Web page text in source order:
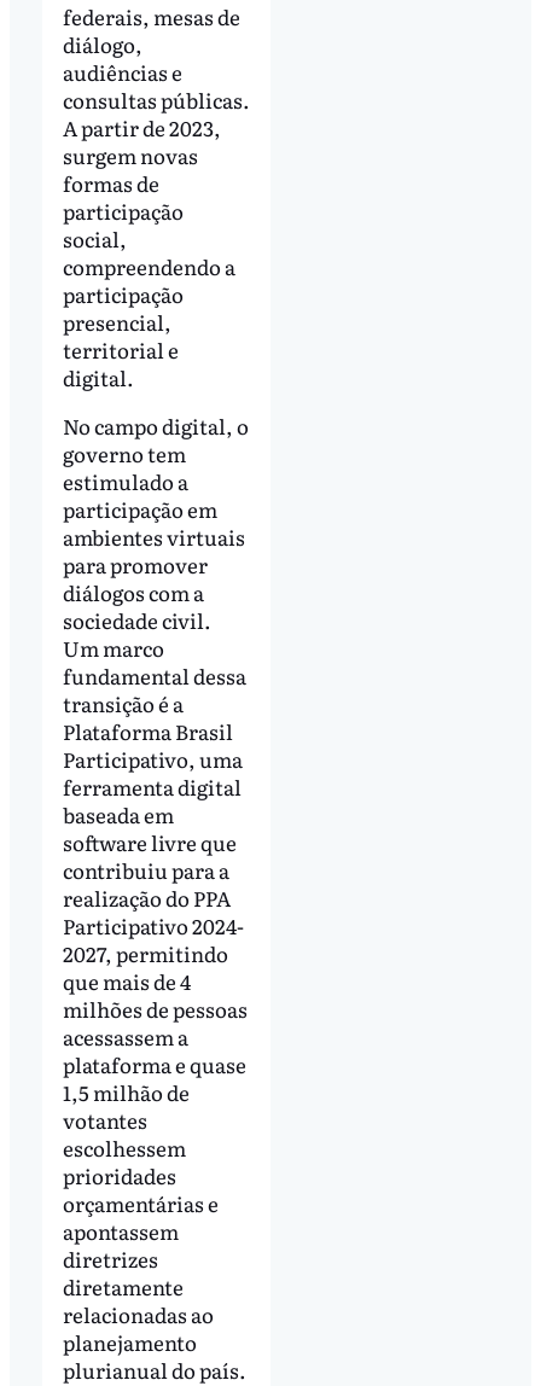
federais, mesas de
diálogo,
audiências e
consultas públicas.
A partir de 2023,
surgem novas
formas de
participação
social,
compreendendo a
participação
presencial,
territorial e
digital.
No campo digital, o
governo tem
estimulado a
participação em
ambientes virtuais
para promover
diálogos com a
sociedade civil.
Um marco
fundamental dessa
transição é a
Plataforma Brasil
Participativo, uma
ferramenta digital
baseada em
software livre que
contribuiu para a
realização do PPA
Participativo 2024-
2027, permitindo
que mais de 4
milhões de pessoas
acessassem a
plataforma e quase
1,5 milhão de
votantes
escolhessem
prioridades
orçamentárias e
apontassem
diretrizes
diretamente
relacionadas ao
planejamento
plurianual do país.